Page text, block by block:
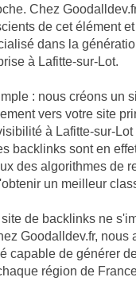
Chez
de cet élément
dans la
à Lafitte-sur-Lot.
: nous créons un
vers votre site
à Lafitte-sur-
backlinks sont en
des algorithmes de
un meilleur
de backlinks ne
Goodalldev.fr, nous
capable de générer
région de